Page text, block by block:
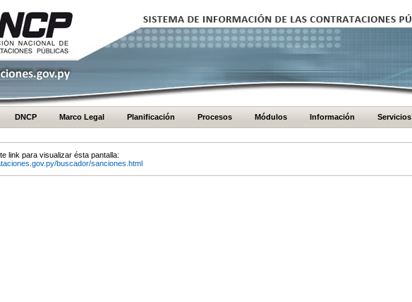
DNCP Marco Legal Planificación Procesos Módulos Información Servicios
link para visualizar ésta pantalla:
buscador/sanciones.html